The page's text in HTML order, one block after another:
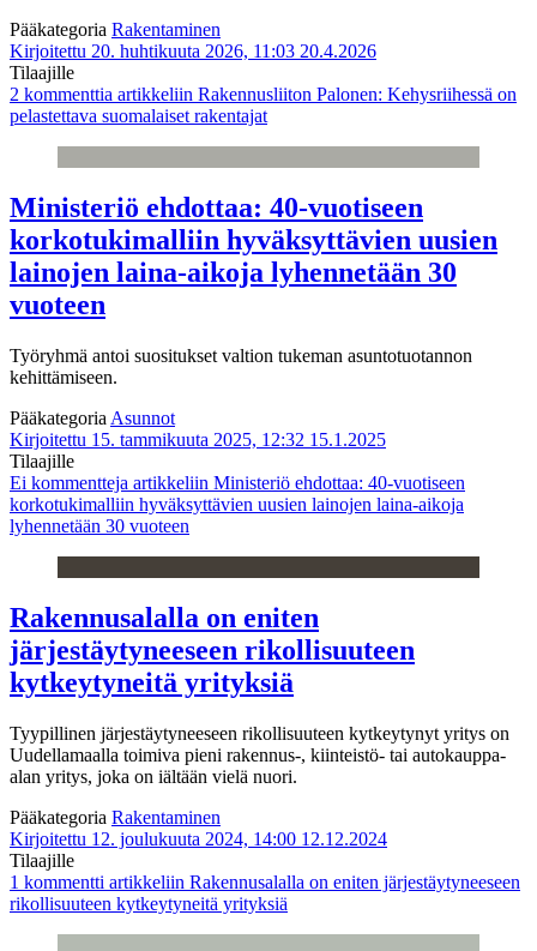
Pääkategoria Rakentaminen
Kirjoitettu 20. huhtikuuta 2026, 11:03 20.4.2026
Tilaajille
2 kommenttia artikkeliin Rakennusliiton Palonen: Kehysriihessä on
pelastettava suomalaiset rakentajat
Ministeriö ehdottaa: 40-vuotiseen
korkotukimalliin hyväksyttävien uusien
lainojen laina-aikoja lyhennetään 30
vuoteen
Työryhmä antoi suositukset valtion tukeman asuntotuotannon
kehittämiseen.
Pääkategoria Asunnot
Kirjoitettu 15. tammikuuta 2025, 12:32 15.1.2025
Tilaajille
Ei kommentteja artikkeliin Ministeriö ehdottaa: 40-vuotiseen
korkotukimalliin hyväksyttävien uusien lainojen laina-aikoja
lyhennetään 30 vuoteen
Rakennusalalla on eniten
järjestäytyneeseen rikollisuuteen
kytkeytyneitä yrityksiä
Tyypillinen järjestäytyneeseen rikollisuuteen kytkeytynyt yritys on
Uudellamaalla toimiva pieni rakennus-, kiinteistö- tai autokauppa-
alan yritys, joka on iältään vielä nuori.
Pääkategoria Rakentaminen
Kirjoitettu 12. joulukuuta 2024, 14:00 12.12.2024
Tilaajille
1 kommentti artikkeliin Rakennusalalla on eniten järjestäytyneeseen
rikollisuuteen kytkeytyneitä yrityksiä